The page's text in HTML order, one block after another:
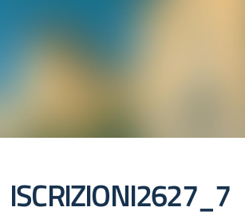
ISCRIZIONI2627_7